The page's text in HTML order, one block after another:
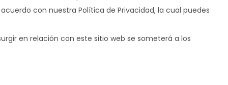
con nuestra Política de Privacidad, la cual puedes
en relación con este sitio web se someterá a los